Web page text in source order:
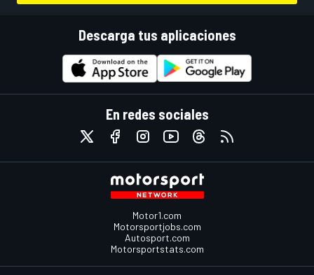
Descarga tus aplicaciones
En redes sociales
Motor1.com
Motorsportjobs.com
Autosport.com
Motorsportstats.com